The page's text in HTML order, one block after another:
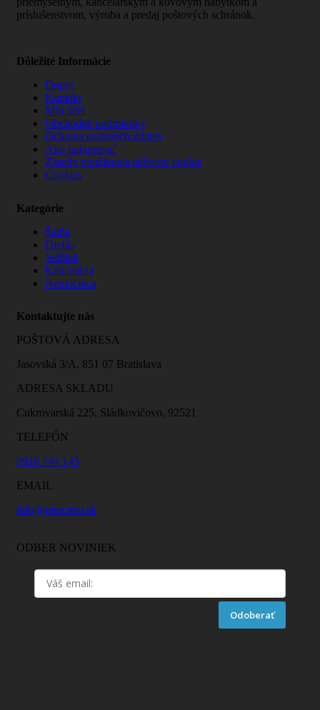
príslušenstvom, výroba a predaj poštových schránok.
Dôležité Informácie
Dopyt
Kontakt
Môj účet
Obchodné podmienky
Ochrana osobných údajov
Ako nakupovať
Zásady používania súborov cookie
Cookies
Kategórie
Šatňa
Dielňa
Jedáleň
Kancelária
Nemocnica
Kontaktujte nás
POŠTOVÁ ADRESA
Jasovská 3/A, 851 07 Bratislava
ADRESA SKLADU
Cukrovarská 225, Sládkovičovo, 92521
TELEFÓN
0918 744 145
EMAIL
info@mercator.sk
ODBER NOVINIEK
Odoberať